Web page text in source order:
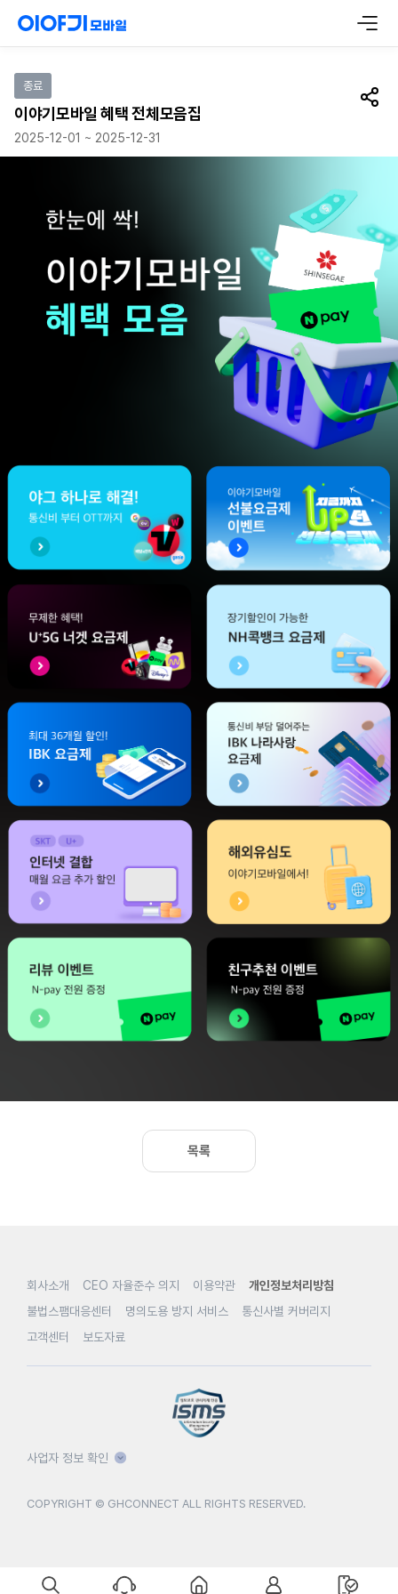
종료
이야기모바일 혜택 전체모음집 공유
2025-12-01 ~ 2025-12-31
한눈에 싹!
이야기모바일 혜택모음
야그 하나로 해결!
통신비 부터 OTT까지
이야기선불
무제한 1+1
멤버십은 그대로!
5G 다이렉트
장기할인이 가능한
nh콕뱅크 요금제
최대 36개월 할인!
IBK 요금제
통신비 부담 덜어주는
IBK 나라사랑 요금제
인터넷 결합
매월 요금 추가 할인
해외유심도
이야기모바일에서!
목록
회사소개 CEO 자율준수 의지 이용약관
개인정보처리방침
불법스팸대응센터
명의도용 방지 서비스
통신사별 커버리지
고객센터
보도자료
사업자 정보 확인
COPYRIGHT © GHCONNECT ALL RIGHTS RESERVED.